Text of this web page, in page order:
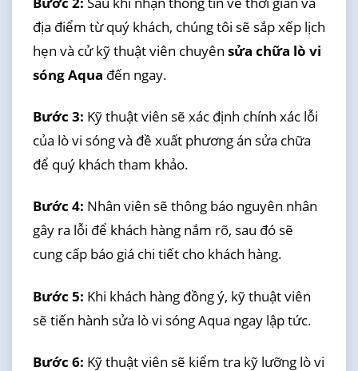
địa điểm từ quý khách, chúng tôi sẽ sắp xếp lịch
hẹn và cử kỹ thuật viên chuyên sửa chữa lò vi
sóng Aqua đến ngay.
Bước 3: Kỹ thuật viên sẽ xác định chính xác lỗi
của lò vi sóng và đề xuất phương án sửa chữa
để quý khách tham khảo.
Bước 4: Nhân viên sẽ thông báo nguyên nhân
gây ra lỗi để khách hàng nắm rõ, sau đó sẽ
cung cấp báo giá chi tiết cho khách hàng.
Bước 5: Khi khách hàng đồng ý, kỹ thuật viên
sẽ tiến hành sửa lò vi sóng Aqua ngay lập tức.
Bước 6: Kỹ thuật viên sẽ kiểm tra kỹ lưỡng lò vi